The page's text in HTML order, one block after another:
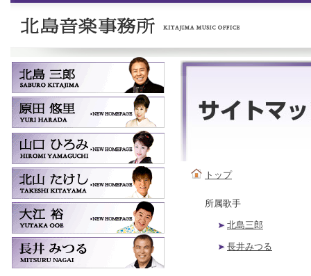
トップ
所属歌手
北島三郎
長井みつる